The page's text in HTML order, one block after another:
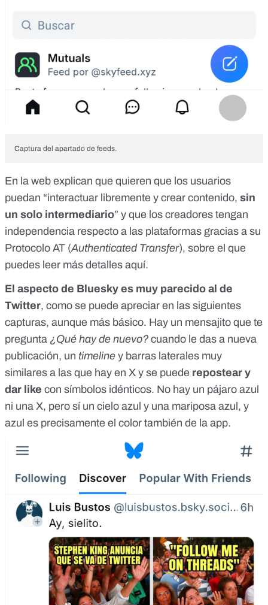
Captura del apartado de feeds.
En la web explican que quieren que los usuarios
puedan “interactuar libremente y crear contenido, sin
un solo intermediario” y que los creadores tengan
independencia respecto a las plataformas gracias a su
Protocolo AT (Authenticated Transfer), sobre el que
puedes leer más detalles aquí.
El aspecto de Bluesky es muy parecido al de
Twitter, como se puede apreciar en las siguientes
capturas, aunque más básico. Hay un mensajito que te
pregunta ¿Qué hay de nuevo? cuando le das a nueva
publicación, un timeline y barras laterales muy
similares a las que hay en X y se puede repostear y
dar like con símbolos idénticos. No hay un pájaro azul
ni una X, pero sí un cielo azul y una mariposa azul, y
azul es precisamente el color también de la app.